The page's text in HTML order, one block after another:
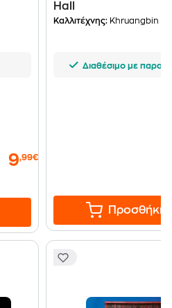
9,99€
Hall
Καλλιτέχνης: Khruangbin
Διαθέσιμο με
Προσθήκη